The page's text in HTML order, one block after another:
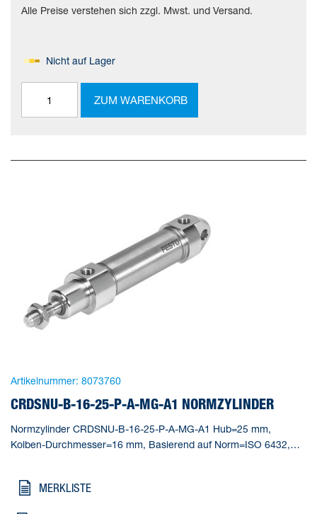
Alle Preise verstehen sich zzgl. Mwst. und Versand.
Nicht auf Lager
ZUM WARENKORB
Artikelnummer: 8073760
CRDSNU-B-16-25-P-A-MG-A1 NORMZYLINDER
Normzylinder CRDSNU-B-16-25-P-A-MG-A1 Hub=25 mm,
Kolben-Durchmesser=16 mm, Basierend auf Norm=ISO 6432,
MERKLISTE